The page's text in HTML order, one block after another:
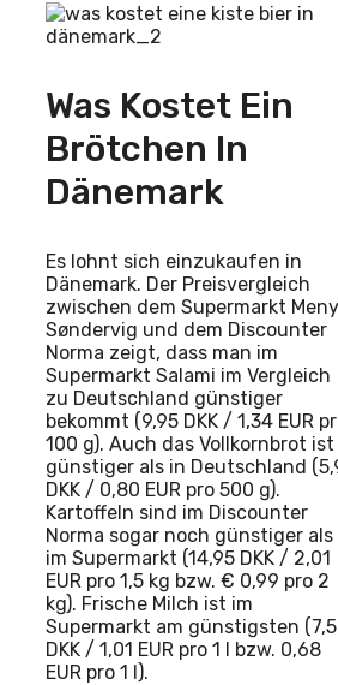
Was Kostet Ein
Brötchen In
Dänemark
Es lohnt sich einzukaufen in
Dänemark. Der Preisvergleich
zwischen dem Supermarkt Meny
Søndervig und dem Discounter
Norma zeigt, dass man im
Supermarkt Salami im Vergleich
zu Deutschland günstiger
bekommt (9,95 DKK / 1,34 EUR
100 g). Auch das Vollkornbrot ist
günstiger als in Deutschland
DKK / 0,80 EUR pro 500 g).
Kartoffeln sind im Discounter
Norma sogar noch günstiger als
im Supermarkt (14,95 DKK / 2,01
EUR pro 1,5 kg bzw. € 0,99 pro 2
kg). Frische Milch ist im
Supermarkt am günstigsten
DKK / 1,01 EUR pro 1 l bzw. 0,68
EUR pro 1 l).